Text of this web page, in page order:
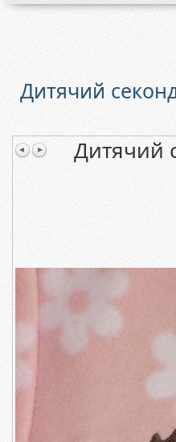
Дитячий
Дитячий